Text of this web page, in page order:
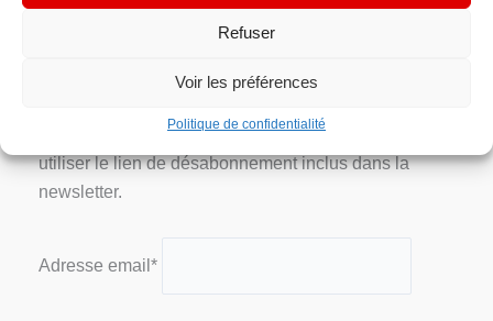
Refuser
Voir les préférences
Politique de confidentialité
Inscription Newsletter
Votre adresse e-mail n’est utilisée que pour vous
activités d’EM’manuelle. Vous pouvez toujours
utiliser le lien de désabonnement inclus dans la
newsletter.
Adresse email*